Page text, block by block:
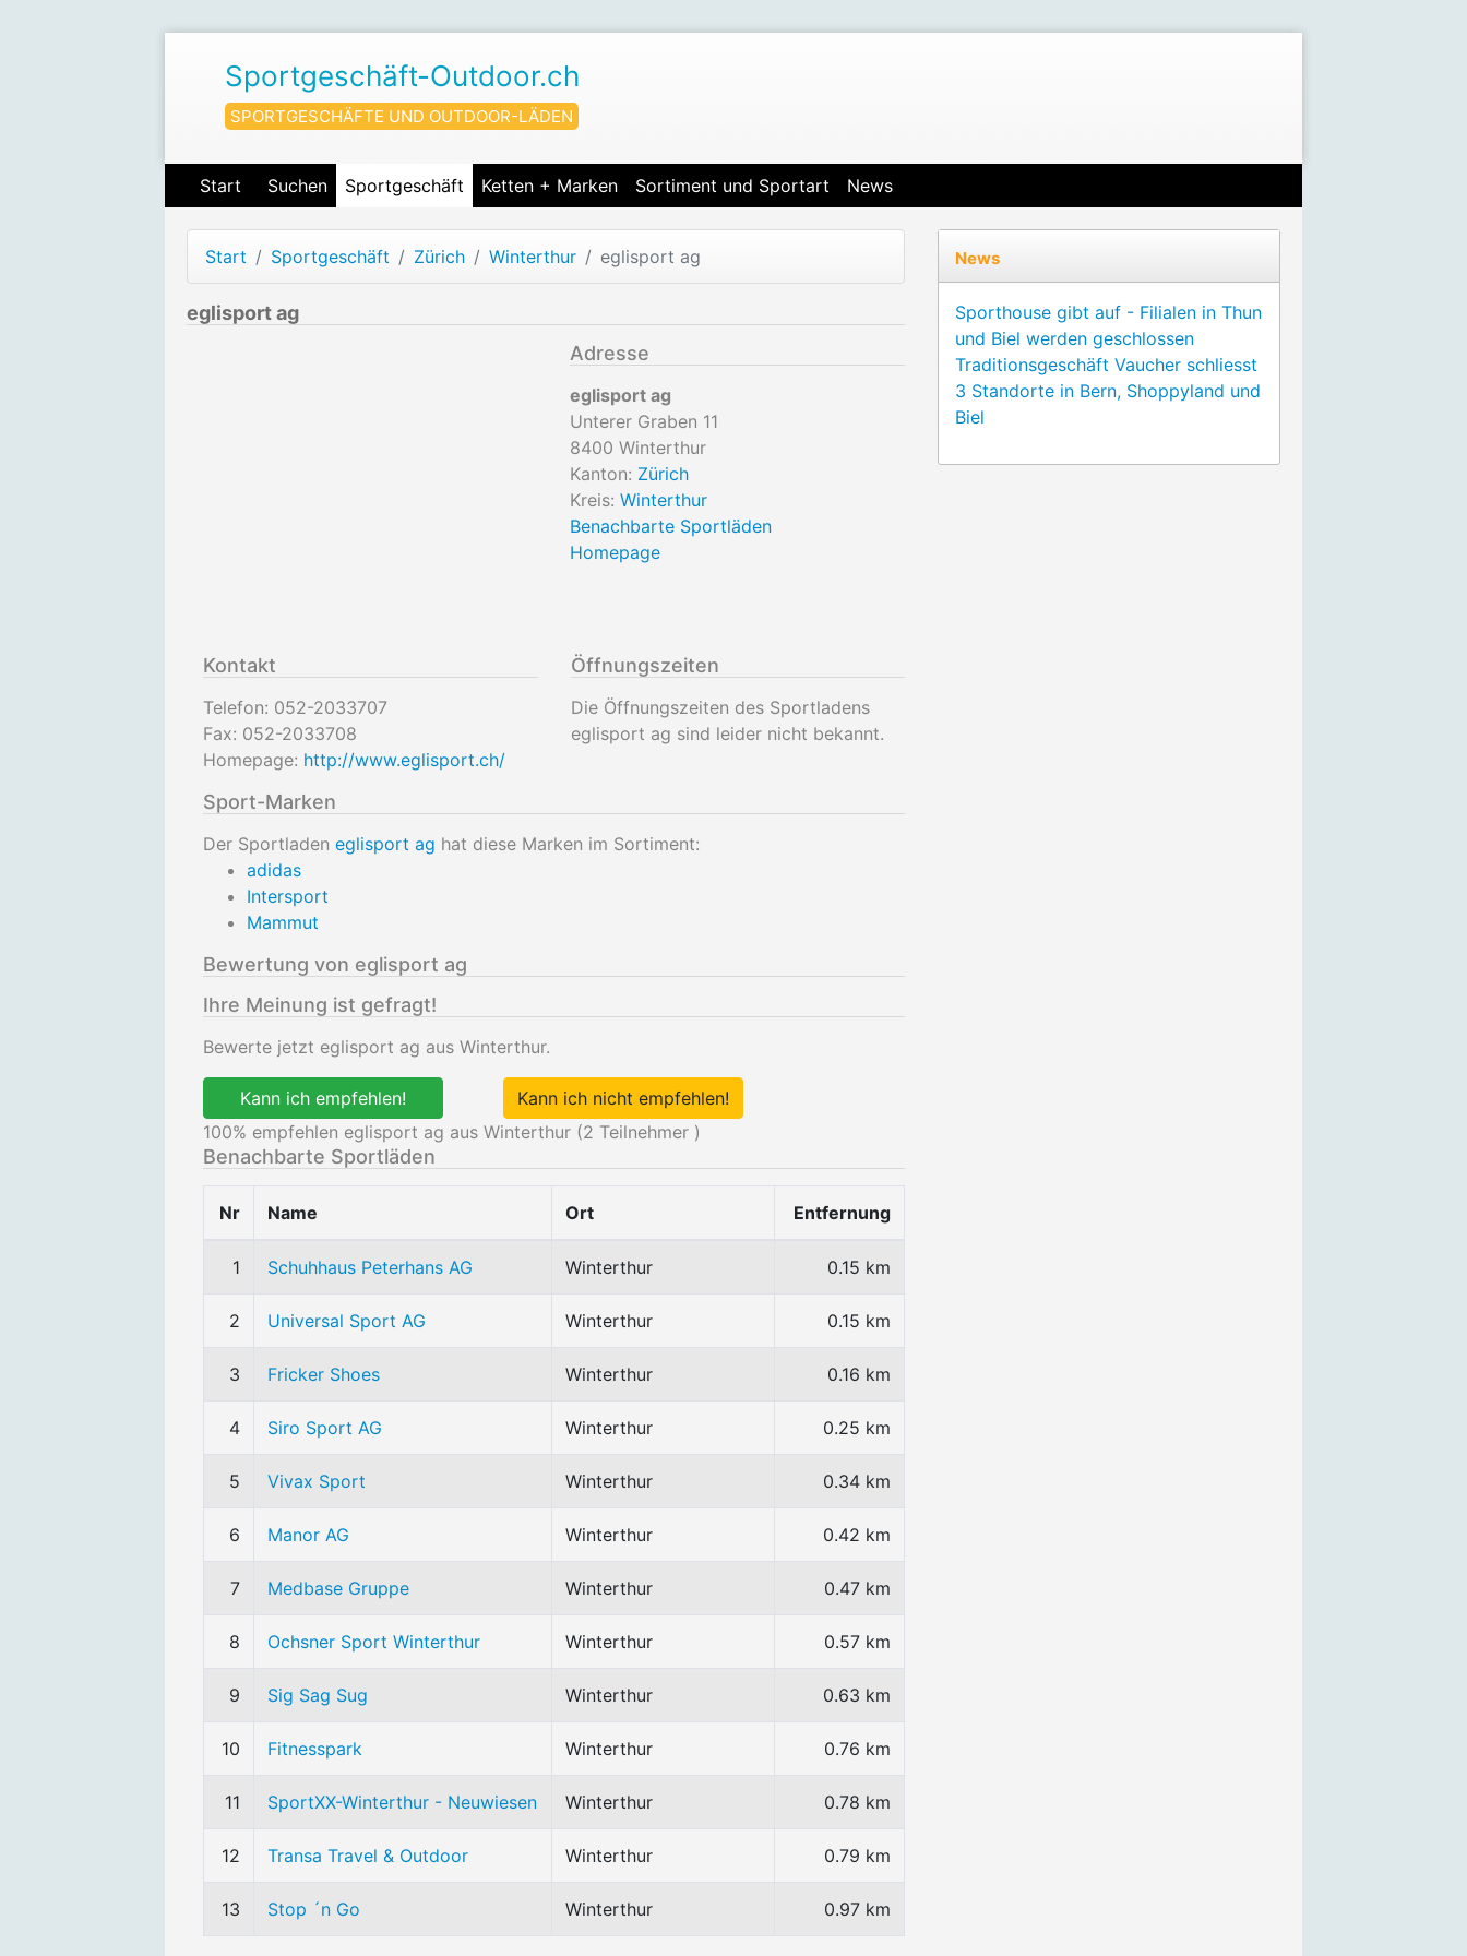
Sportgeschäft-Outdoor.ch
SPORTGESCHÄFTE UND OUTDOOR-LÄDEN
Start Suchen Sportgeschäft Ketten + Marken Sortiment und Sportart News
Start Sportgeschäft Zürich Winterthur eglisport ag
eglisport ag
Adresse
eglisport ag
Unterer Graben 11
8400 Winterthur
Kanton: Zürich
Kreis: Winterthur
Benachbarte Sportläden
Homepage
Kontakt
Telefon: 052-2033707
Fax: 052-2033708
Homepage: http://www.eglisport.ch/
Öffnungszeiten
Die Öffnungszeiten des Sportladens
eglisport ag sind leider nicht bekannt.
Sport-Marken
Der Sportladen eglisport ag hat diese Marken im Sortiment:
adidas
Intersport
Mammut
Bewertung von eglisport ag
Ihre Meinung ist gefragt!
Bewerte jetzt eglisport ag aus Winterthur.
Kann ich empfehlen!
Kann ich nicht empfehlen!
100% empfehlen eglisport ag aus Winterthur (2 Teilnehmer )
Benachbarte Sportläden
Nr Name Ort Entfernung
1 Schuhhaus Peterhans AG Winterthur 0.15 km
2 Universal Sport AG Winterthur 0.15 km
3 Fricker Shoes Winterthur 0.16 km
4 Siro Sport AG Winterthur 0.25 km
5 Vivax Sport Winterthur 0.34 km
6 Manor AG Winterthur 0.42 km
7 Medbase Gruppe Winterthur 0.47 km
8 Ochsner Sport Winterthur Winterthur 0.57 km
9 Sig Sag Sug Winterthur 0.63 km
10 Fitnesspark Winterthur 0.76 km
11 SportXX-Winterthur - Neuwiesen Winterthur 0.78 km
12 Transa Travel & Outdoor Winterthur 0.79 km
13 Stop ´n Go Winterthur 0.97 km
News
Sporthouse gibt auf - Filialen in Thun
und Biel werden geschlossen
Traditionsgeschäft Vaucher schliesst
3 Standorte in Bern, Shoppyland und
Biel